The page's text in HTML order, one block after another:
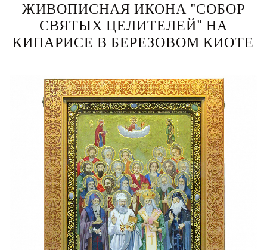
ЖИВОПИСНАЯ ИКОНА "СОБОР
СВЯТЫХ ЦЕЛИТЕЛЕЙ" НА
КИПАРИСЕ В БЕРЕЗОВОМ КИОТЕ